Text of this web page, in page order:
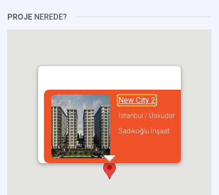
PROJE NEREDE?
New City 2
İstanbul / Üsküdar
Sadıkoğlu İnşaat